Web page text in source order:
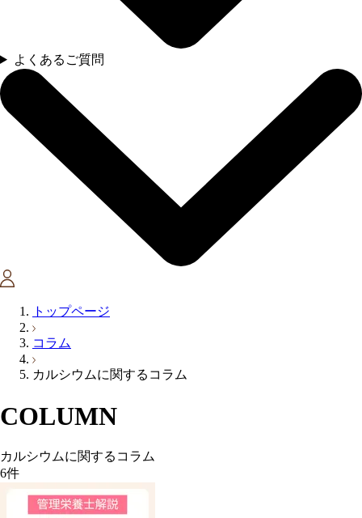
よくあるご質問
トップページ
コラム
カルシウムに関するコラム
COLUMN
カルシウムに関するコラム
6件